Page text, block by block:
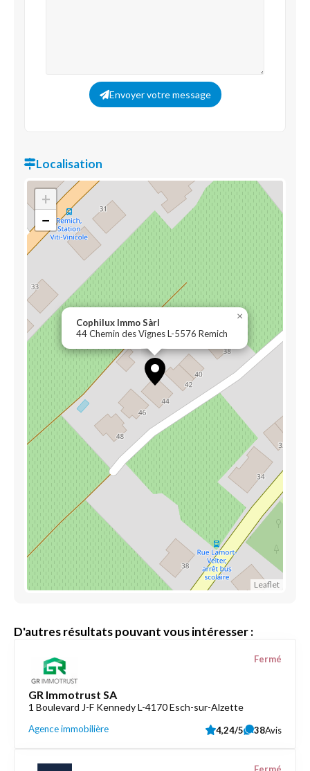
Envoyer votre message
Localisation
Cophilux Immo Sàrl
44 Chemin des Vignes L-5576 Remich
×
+
−
Leaflet
D'autres résultats pouvant vous intéresser :
GR Immotrust SA
1 Boulevard J-F Kennedy L-4170 Esch-sur-Alzette
Agence immobilière
Fermé
4,24/5 38Avis